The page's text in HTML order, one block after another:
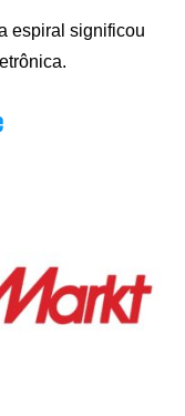
espiral significou